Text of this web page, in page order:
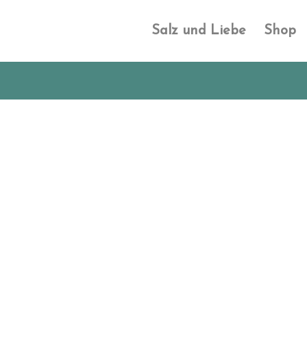
Salz und Liebe Shop